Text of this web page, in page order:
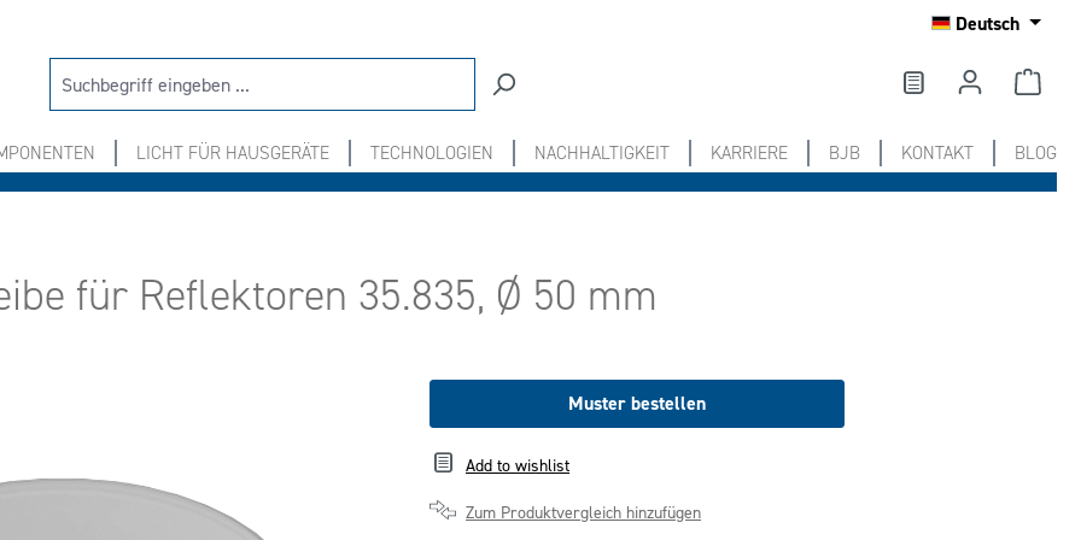
Deutsch
LICHT FÜR HAUSGERÄTE TECHNOLOGIEN NACHHALTIGKEIT KARRIERE BJB KONTAKT BLOG
für Reflektoren 35.835, Ø 50 mm
Muster bestellen
Add to wishlist
Zum Produktvergleich hinzufügen